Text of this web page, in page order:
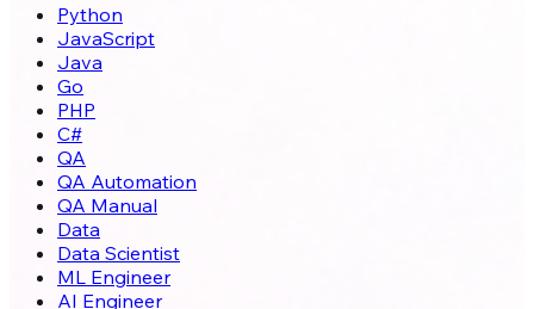
Python
JavaScript
Java
Go
PHP
C#
QA
QA Automation
QA Manual
Data
Data Scientist
ML Engineer
AI Engineer